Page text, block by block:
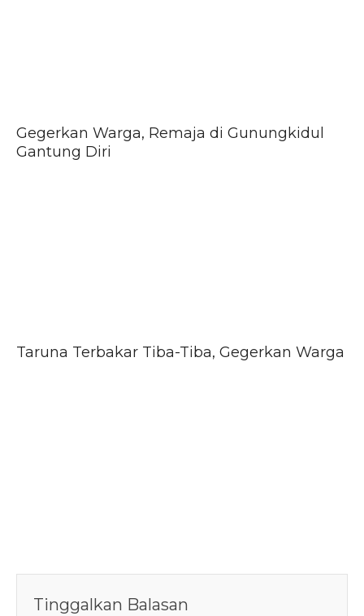
Gegerkan Warga, Remaja di Gunungkidul
Gantung Diri
Taruna Terbakar Tiba-Tiba, Gegerkan Warga
Tinggalkan Balasan